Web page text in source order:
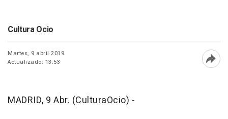
Cultura Ocio
Martes, 9 abril 2019
Actualizado: 13:53
MADRID, 9 Abr. (CulturaOcio) -